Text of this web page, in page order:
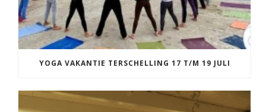
YOGA VAKANTIE TERSCHELLING 17 T/M 19 JULI